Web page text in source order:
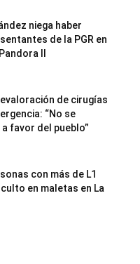
niega haber
de la PGR en
II
de cirugías
“No se
favor del pueblo”
con más de L1
en maletas en La